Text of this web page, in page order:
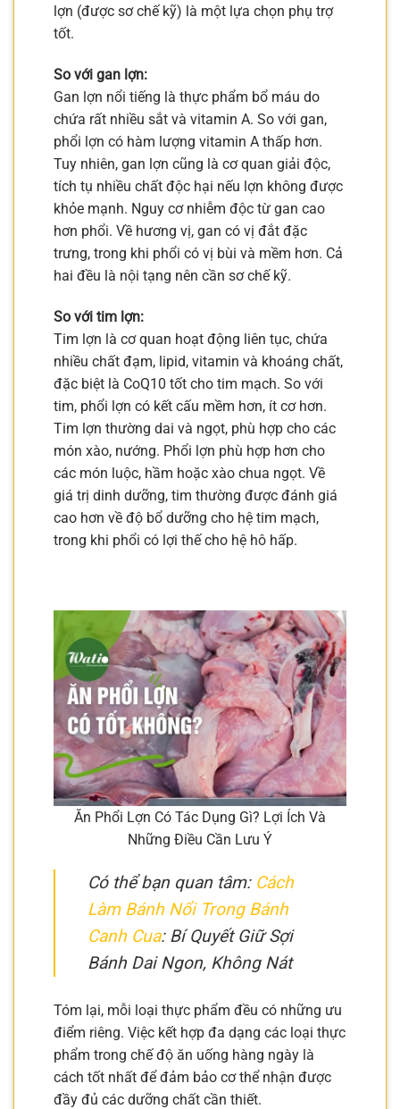
lợn (được sơ chế kỹ) là một lựa chọn phụ trợ
tốt.
So với gan lợn:
Gan lợn nổi tiếng là thực phẩm bổ máu do
chứa rất nhiều sắt và vitamin A. So với gan,
phổi lợn có hàm lượng vitamin A thấp hơn.
Tuy nhiên, gan lợn cũng là cơ quan giải độc,
tích tụ nhiều chất độc hại nếu lợn không được
khỏe mạnh. Nguy cơ nhiễm độc từ gan cao
hơn phổi. Về hương vị, gan có vị đắt đặc
trưng, trong khi phổi có vị bùi và mềm hơn. Cả
hai đều là nội tạng nên cần sơ chế kỹ.
So với tim lợn:
Tim lợn là cơ quan hoạt động liên tục, chứa
nhiều chất đạm, lipid, vitamin và khoáng chất,
đặc biệt là CoQ10 tốt cho tim mạch. So với
tim, phổi lợn có kết cấu mềm hơn, ít cơ hơn.
Tim lợn thường dai và ngọt, phù hợp cho các
món xào, nướng. Phổi lợn phù hợp hơn cho
các món luộc, hầm hoặc xào chua ngọt. Về
giá trị dinh dưỡng, tim thường được đánh giá
cao hơn về độ bổ dưỡng cho hệ tim mạch,
trong khi phổi có lợi thế cho hệ hô hấp.
Ăn Phổi Lợn Có Tác Dụng Gì? Lợi Ích Và
Những Điều Cần Lưu Ý
Có thể bạn quan tâm: Cách
Làm Bánh Nổi Trong Bánh
Canh Cua: Bí Quyết Giữ Sợi
Bánh Dai Ngon, Không Nát
Tóm lại, mỗi loại thực phẩm đều có những ưu
điểm riêng. Việc kết hợp đa dạng các loại thực
phẩm trong chế độ ăn uống hàng ngày là
cách tốt nhất để đảm bảo cơ thể nhận được
đầy đủ các dưỡng chất cần thiết.